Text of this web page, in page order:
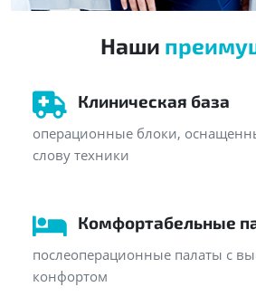
Наши
Клиническая база
операционные блоки,
слову техники
Комфортабельные
послеоперационные палаты с
конфортом